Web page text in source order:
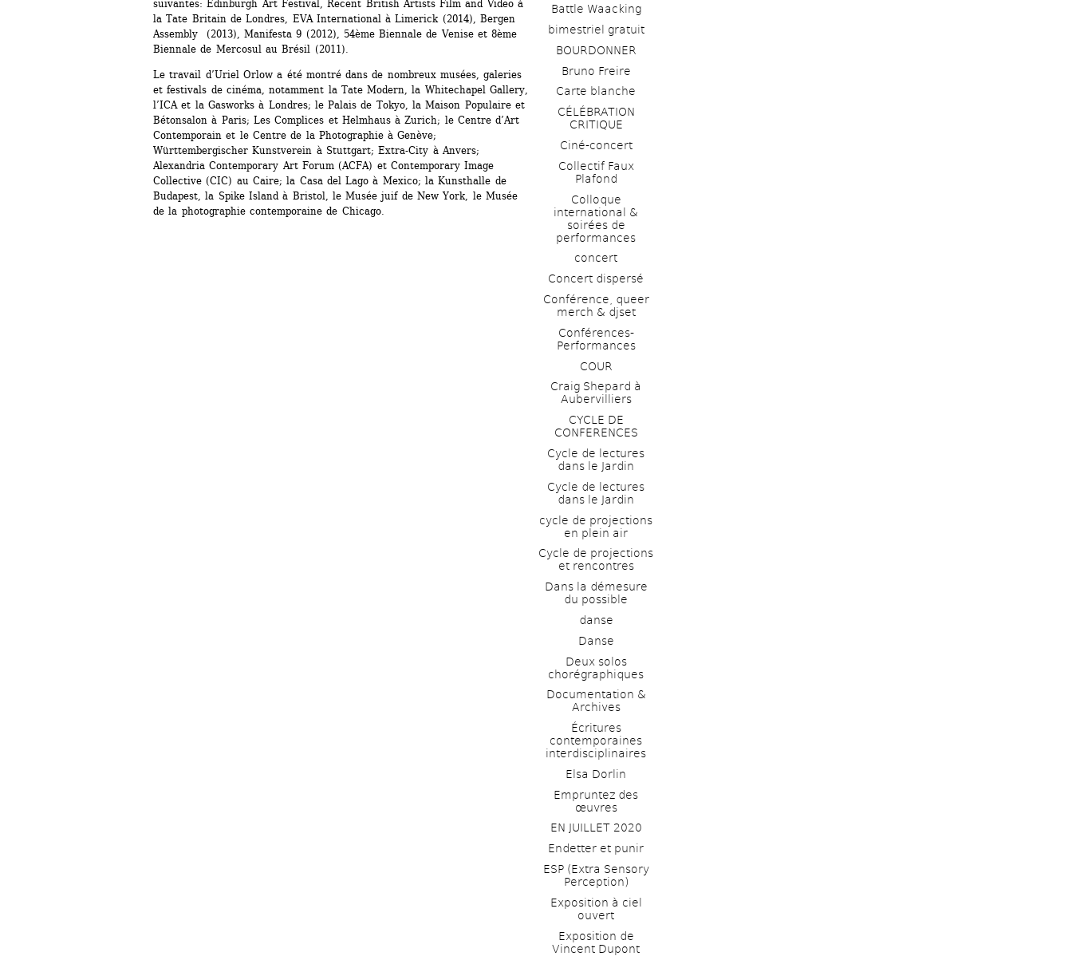
suivantes: Edinburgh Art Festival, Recent British Artists Film and Video à
la Tate Britain de Londres, EVA International à Limerick (2014), Bergen
Assembly (2013), Manifesta 9 (2012), 54ème Biennale de Venise et 8ème
Biennale de Mercosul au Brésil (2011).
Le travail d’Uriel Orlow a été montré dans de nombreux musées, galeries
et festivals de cinéma, notamment la Tate Modern, la Whitechapel Gallery,
l’ICA et la Gasworks à Londres; le Palais de Tokyo, la Maison Populaire et
Bétonsalon à Paris; Les Complices et Helmhaus à Zurich; le Centre d’Art
Contemporain et le Centre de la Photographie à Genève;
Württembergischer Kunstverein à Stuttgart; Extra-City à Anvers;
Alexandria Contemporary Art Forum (ACFA) et Contemporary Image
Collective (CIC) au Caire; la Casa del Lago à Mexico; la Kunsthalle de
Budapest, la Spike Island à Bristol, le Musée juif de New York, le Musée
de la photographie contemporaine de Chicago.
Battle Waacking
bimestriel gratuit
BOURDONNER
Bruno Freire
Carte blanche
CÉLÉBRATION
CRITIQUE
Ciné-concert
Collectif Faux
Plafond
Colloque
international &
soirées de
performances
concert
Concert dispersé
Conférence, queer
merch & djset
Conférences-
Performances
COUR
Craig Shepard à
Aubervilliers
CYCLE DE
CONFERENCES
Cycle de lectures
dans le Jardin
Cycle de lectures
dans le Jardin
cycle de projections
en plein air
Cycle de projections
et rencontres
Dans la démesure
du possible
danse
Danse
Deux solos
chorégraphiques
Documentation &
Archives
Écritures
contemporaines
interdisciplinaires
Elsa Dorlin
Empruntez des
œuvres
EN JUILLET 2020
Endetter et punir
ESP (Extra Sensory
Perception)
Exposition à ciel
ouvert
Exposition de
Vincent Dupont